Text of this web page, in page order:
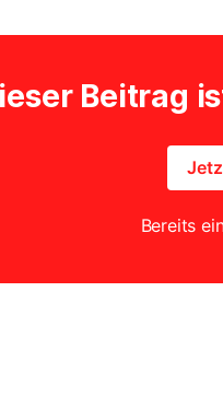
Beitrag
Bereits